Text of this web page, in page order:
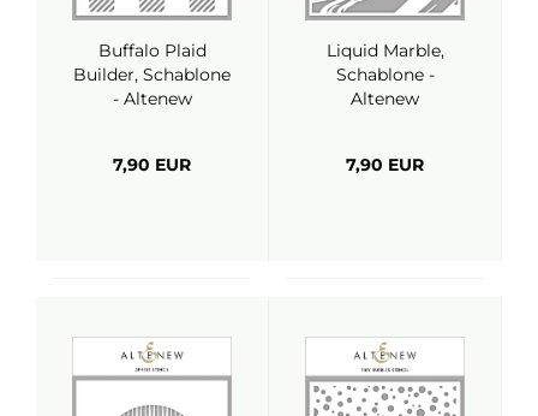
Buffalo Plaid
Builder, Schablone
- Altenew
7,90 EUR
Liquid Marble,
Schablone -
Altenew
7,90 EUR